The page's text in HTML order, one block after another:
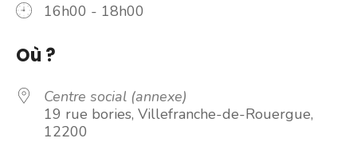
16h00 - 18h00
Où ?
Centre social (annexe)
19 rue bories, Villefranche-de-Rouergue,
12200